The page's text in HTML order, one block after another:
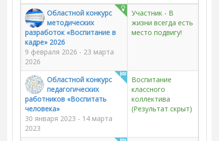
Областной конкурс
методических
разработок «Воспитание в
кадре» 2026
9 февраля 2026 - 23 марта
2026
Участник - В
жизни всегда есть
место подвигу!
Областной конкурс
педагогических
работников «Воспитать
человека»
30 января 2023 - 14 марта
2023
Воспитание
классного
коллектива
(Результат скрыт)